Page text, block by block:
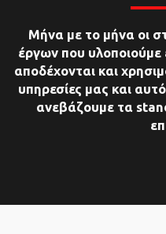
Μήνα με το μήνα οι
έργων που υλοποιούμε
αποδέχονται και
υπηρεσίες μας και
ανεβάζουμε τα